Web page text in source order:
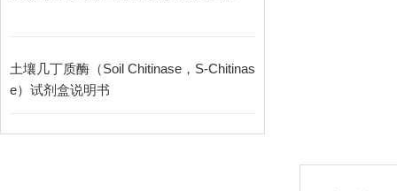
土壤几丁质酶（Soil Chitinase，S-Chitinas
e）试剂盒说明书